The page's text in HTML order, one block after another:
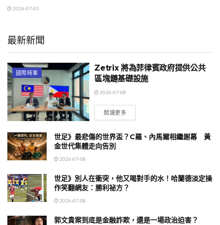
2026-07-05
最新新聞
國際時事
Zetrix 將為菲律賓政府提供公共
區塊鏈基礎設施
2026-07-08
閱讀更多
世足》最悲傷的世界盃？C羅、內馬爾相繼謝幕 黃
金世代集體走向告別
2026-07-08
世足》別人在衝突，他又喝對手的水！哈蘭德淡定操
作笑翻網友：勝利祕方？
2026-07-08
郭文貴案到底是金融詐欺，還是一場政治迫害？